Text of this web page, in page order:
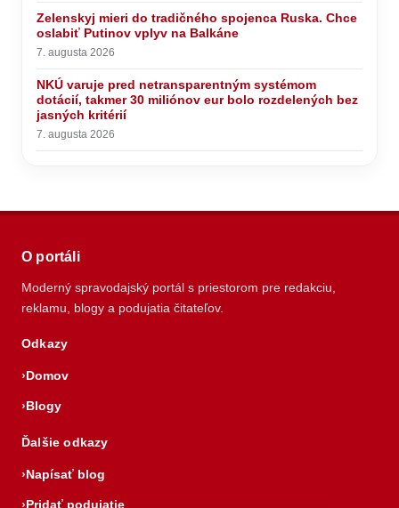
Zelenskyj mieri do tradičného spojenca Ruska. Chce
oslabiť Putinov vplyv na Balkáne
7. augusta 2026
NKÚ varuje pred netransparentným systémom
dotácií, takmer 30 miliónov eur bolo rozdelených bez
jasných kritérií
7. augusta 2026
O portáli
Moderný spravodajský portál s priestorom pre redakciu,
reklamu, blogy a podujatia čitateľov.
Odkazy
Domov
Blogy
Ďalšie odkazy
Napísať blog
Pridať podujatie